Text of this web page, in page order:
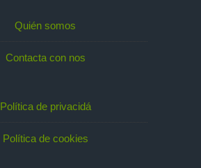
Quién somos
Contacta con nos
Política de privacidá
Política de cookies